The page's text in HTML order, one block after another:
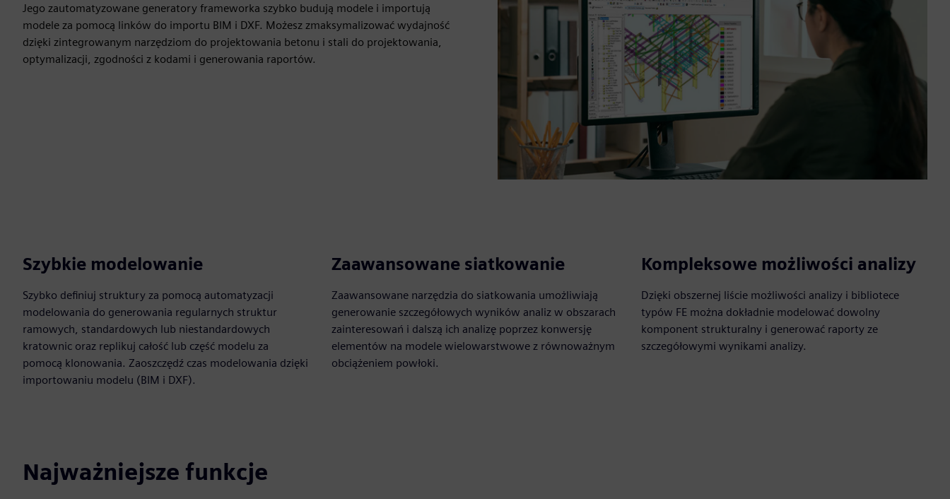
Jego zautomatyzowane generatory frameworka szybko budują modele i importują
modele za pomocą linków do importu BIM i DXF. Możesz zmaksymalizować wydajność
dzięki zintegrowanym narzędziom do projektowania betonu i stali do projektowania,
optymalizacji, zgodności z kodami i generowania raportów.
Szybkie modelowanie
Szybko definiuj struktury za pomocą automatyzacji
modelowania do generowania regularnych struktur
ramowych, standardowych lub niestandardowych
kratownic oraz replikuj całość lub część modelu za
pomocą klonowania. Zaoszczędź czas modelowania dzięki
importowaniu modelu (BIM i DXF).
Zaawansowane siatkowanie
Zaawansowane narzędzia do siatkowania umożliwiają
generowanie szczegółowych wyników analiz w obszarach
zainteresowań i dalszą ich analizę poprzez konwersję
elementów na modele wielowarstwowe z równoważnym
obciążeniem powłoki.
Kompleksowe możliwości analizy
Dzięki obszernej liście możliwości analizy i bibliotece
typów FE można dokładnie modelować dowolny
komponent strukturalny i generować raporty ze
szczegółowymi wynikami analizy.
Najważniejsze funkcje